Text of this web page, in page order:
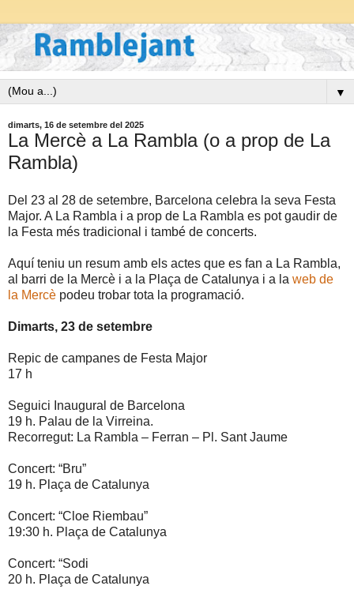
▼
dimarts, 16 de setembre del 2025
La Mercè a La Rambla (o a prop de La
Rambla)
Del 23 al 28 de setembre, Barcelona celebra la seva Festa
Major. A La Rambla i a prop de La Rambla es pot gaudir de
la Festa més tradicional i també de concerts.
Aquí teniu un resum amb els actes que es fan a La Rambla,
al barri de la Mercè i a la Plaça de Catalunya i a la web de
la Mercè podeu trobar tota la programació.
Dimarts, 23 de setembre
Repic de campanes de Festa Major
17 h
Seguici Inaugural de Barcelona
19 h. Palau de la Virreina.
Recorregut: La Rambla – Ferran – Pl. Sant Jaume
Concert: “Bru”
19 h. Plaça de Catalunya
Concert: “Cloe Riembau”
19:30 h. Plaça de Catalunya
Concert: “Sodi
20 h. Plaça de Catalunya